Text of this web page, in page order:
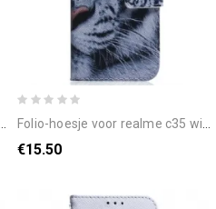
folio-hoesje voor realme c35 witte tijger
€15.50